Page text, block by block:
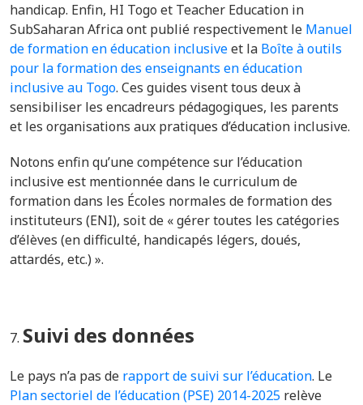
handicap. Enfin, HI Togo et Teacher Education in
SubSaharan Africa ont publié respectivement le Manuel
de formation en éducation inclusiveet la Boîte à outils
pour la formation des enseignants en éducation
inclusive au Togo. Ces guides visent tous deux à
sensibiliser les encadreurs pédagogiques, les parents
et les organisations aux pratiques d’éducation inclusive.
Notons enfin qu’une compétence sur l’éducation
inclusive est mentionnée dans le curriculumde
formation dans les Écoles normales de formation des
instituteurs (ENI), soit de « gérer toutes les catégories
d’élèves (en difficulté, handicapés légers, doués,
attardés, etc.) ».
Suivi des données
Le pays n’a pas de rapport de suivi sur l’éducation. Le
Plan sectoriel de l’éducation (PSE) 2014-2025 relève